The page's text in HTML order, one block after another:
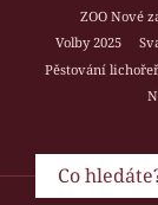
ZOO Nové
Volby 2025
Pěstování